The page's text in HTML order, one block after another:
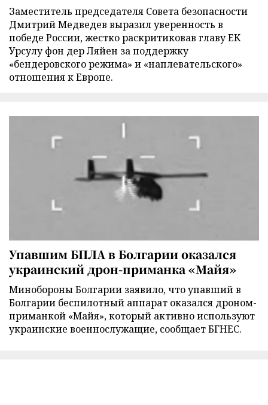
Заместитель председателя Совета безопасности
Дмитрий Медведев выразил уверенность в
победе России, жестко раскритиковав главу ЕК
Урсулу фон дер Ляйен за поддержку
«бендеровского режима» и «наплевательского»
отношения к Европе.
Упавшим БПЛА в Болгарии оказался
украинский дрон-приманка «Майя»
Минобороны Болгарии заявило, что упавший в
Болгарии беспилотный аппарат оказался дроном-
приманкой «Майя», который активно используют
украинские военнослужащие, сообщает БГНЕС.